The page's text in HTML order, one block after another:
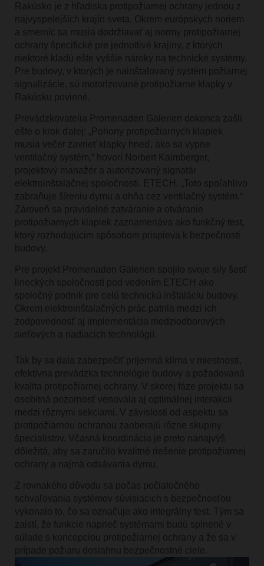
Rakúsko je z hľadiska protipožiarnej ochrany jednou z
najvyspelejších krajín sveta. Okrem európskych noriem
a smerníc sa musia dodržiavať aj normy protipožiarnej
ochrany špecifické pre jednotlivé krajiny, z ktorých
niektoré kladú ešte vyššie nároky na technické systémy.
Pre budovy, v ktorých je nainštalovaný systém požiarnej
signalizácie, sú motorizované protipožiarne klapky v
Rakúsku povinné.
Prevádzkovatelia Promenaden Galerien dokonca zašli
ešte o krok ďalej: „Pohony protipožiarnych klapiek
musia večer zavrieť klapky hneď, ako sa vypne
ventilačný systém,“ hovorí Norbert Kaimberger,
projektový manažér a autorizovaný signatár
elektroinštalačnej spoločnosti. ETECH. „Toto spoľahlivo
zabraňuje šíreniu dymu a ohňa cez ventilačný systém.“
Zároveň sa pravidelné zatváranie a otváranie
protipožiarnych klapiek zaznamenáva ako funkčný test,
ktorý rozhodujúcim spôsobom prispieva k bezpečnosti
budovy.
Pre projekt Promenaden Galerien spojilo svoje sily šesť
lineckých spoločností pod vedením ETECH ako
spoločný podnik pre celú technickú inštaláciu budovy.
Okrem elektroinštalačných prác patrila medzi ich
zodpovednosť aj implementácia medziodborových
sieťových a riadiacich technológií.
Tak by sa dala zabezpečiť príjemná klíma v miestnosti,
efektívna prevádzka technológie budovy a požadovaná
kvalita protipožiarnej ochrany. V skorej fáze projektu sa
osobitná pozornosť venovala aj optimálnej interakcii
medzi rôznymi sekciami. V závislosti od aspektu sa
protipožiarnou ochranou zaoberajú rôzne skupiny
špecialistov. Včasná koordinácia je preto nanajvýš
dôležitá, aby sa zaručilo kvalitné riešenie protipožiarnej
ochrany a najmä odsávania dymu.
Z rovnakého dôvodu sa počas počiatočného
schvaľovania systémov súvisiacich s bezpečnosťou
vykonalo to, čo sa označuje ako integrálny test. Tým sa
zaistí, že funkcie naprieč systémami budú splnené v
súlade s koncepciou protipožiarnej ochrany a že sa v
prípade požiaru dosiahnu bezpečnostné ciele.